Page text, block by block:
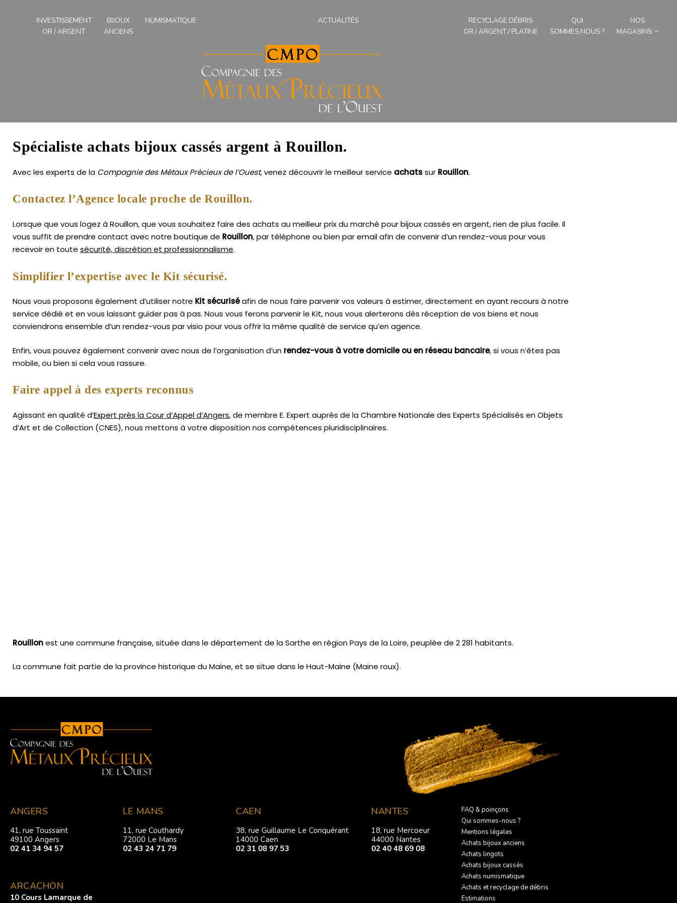
INVESTISSEMENT
OR / ARGENT
BIJOUX
ANCIENS
NUMISMATIQUE ACTUALITÉS
RECYCLAGE DÉBRIS
OR / ARGENT / PLATINE
QUI
SOMMES NOUS ?
NOS
MAGASINS
Spécialiste achats bijoux cassés argent à Rouillon.
Avec les experts de la Compagnie des Métaux Précieux de l’Ouest, venez découvrir le meilleur service achatssur Rouillon.
Contactez l’Agence locale proche de Rouillon.
Lorsque que vous logez à Rouillon, que vous souhaitez faire des achats au meilleur prix du marché pour bijoux cassés en argent, rien de plus facile. Il
vous suffit de prendre contact avec notre boutique de Rouillon, par téléphone ou bien par email afin de convenir d’un rendez-vous pour vous
recevoir en toute sécurité, discrétion et professionnalisme.
Simplifier l’expertise avec le Kit sécurisé.
Nous vous proposons également d’utiliser notre Kit sécuriséafin de nous faire parvenir vos valeurs à estimer, directement en ayant recours à notre
service dédié et en vous laissant guider pas à pas. Nous vous ferons parvenir le Kit, nous vous alerterons dès réception de vos biens et nous
conviendrons ensemble d’un rendez-vous par visio pour vous offrir la même qualité de service qu’en agence.
Enfin, vous pouvez également convenir avec nous de l’organisation d’un rendez-vous à votre domicile ou en réseau bancaire, si vous n’êtes pas
mobile, ou bien si cela vous rassure.
Faire appel à des experts reconnus
Agissant en qualité d’Expert près la Cour d’Appel d’Angers, de membre E. Expert auprès de laChambre Nationale des Experts Spécialisés en Objets
d’Art et de Collection (CNES),nous mettons à votre disposition nos compétences pluridisciplinaires.
Rouillonest une commune française, située dans le département de la Sarthe en région Pays de la Loire, peuplée de 2 281 habitants.
La commune fait partie de la province historique du Maine, et se situe dans le Haut-Maine (Maine roux).
ANGERS
41, rue Toussaint
49100 Angers
02 41 34 94 57
ARCACHON
10 Cours Lamarque de
LE MANS
11, rue Couthardy
72000 Le Mans
02 43 24 71 79
CAEN
38, rue Guillaume Le Conquérant
14000 Caen
02 31 08 97 53
NANTES
18, rue Mercoeur
44000 Nantes
02 40 48 69 08
FAQ & poinçons
Qui sommes-nous ?
Mentions légales
Achats bijoux anciens
Achats lingots
Achats bijoux cassés
Achats numismatique
Achats et recyclage de débris
Estimations